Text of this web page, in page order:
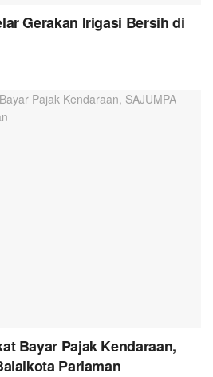
Gerakan Irigasi Bersih di
Bayar Pajak Kendaraan,
Pariaman